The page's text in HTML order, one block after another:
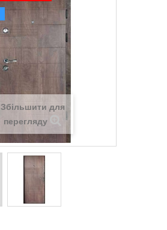
Збільшити для
перегляду